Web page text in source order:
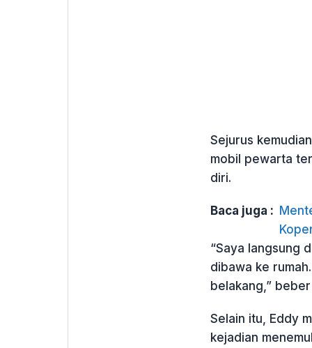
Sejurus
mobil pewarta
diri.
Baca juga :
“Saya langsung
dibawa ke
belakang,”
Selain itu, Eddy
kejadian